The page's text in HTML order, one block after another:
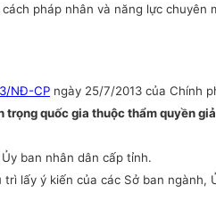
pháp nhân và năng lực
NĐ-CP ngày 25/7/2013 của Chính
quốc gia thuộc thẩm quyền
ban nhân dân cấp tỉnh.
lấy ý kiến của các Sở ban